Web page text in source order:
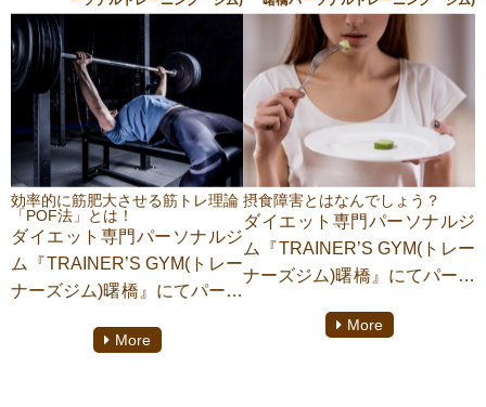
ね。でも、実際は眠らないと
仕事の効率が落ちるだけでな
く、体にも様々な悪影響が起
こります。睡眠の仕組みや質
の大切さを詳しくお話してい
きます。ぜひ、最後までお付
き合い下さい。一人でも多く
の方にこの記事がお役に立つ
ことを願っております。
クアップとは単に体重を増や
すことではなく、筋肉を発達
させて体を大きくしていくこ
とです。そのあたりを詳しく
お話していきます。ぜひ、最
後までお付き合い下さい。一
人でも多くの方にこの記事が
お役に立つことを願っており
ます。
効率的に筋肥大させる筋トレ理論
「POF法」とは！
ダイエット専門パーソナルジ
ム『TRAINER’S GYM(トレー
ナーズジム)曙橋』にてパーソ
ます【助政桂多】がご紹介い
More
摂食障害とはなんでしょう？
ダイエット専門パーソナルジ
ム『TRAINER’S GYM(トレー
ナーズジム)曙橋』にてパーソ
ます【助政桂多】がご紹介い
More